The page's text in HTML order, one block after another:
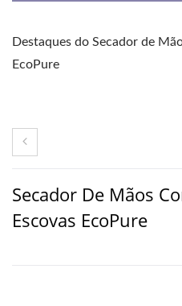
Destaques do Secador de
EcoPure
Secador De Mãos
Escovas EcoPure